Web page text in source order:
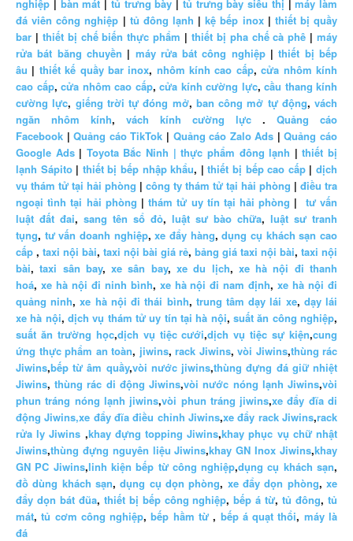
nghiệp | bàn mát | tủ trưng bày | tủ trưng bày siêu thị |máy làm
đá viên công nghiệp | tủ đông lạnh |kệ bếp inox| thiết bị quầy
bar | thiết bị chế biến thực phẩm | thiết bị pha chế cà phê | máy
rửa bát băng chuyền | máy rửa bát công nghiệp|thiết bị bếp
âu | thiết kế quầy bar inox, nhôm kính cao cấp,cửa nhôm kính
cao cấp, cửa nhôm cao cấp, cửa kính cường lực, cầu thang kính
cường lực, giếng trời tự đóng mở, ban công mở tự động, vách
ngăn nhôm kính, vách kính cường lực . Quảng cáo
Facebook |Quảng cáo TikTok | Quảng cáo Zalo Ads |Quảng cáo
Google Ads| Toyota Bắc Ninh | thực phẩm đông lạnh |thiết bị
lạnh Sápito | thiết bị bếp nhập khẩu, |thiết bị bếp cao cấp|dịch
vụ thám tử tại hải phòng | công ty thám tử tại hải phòng | điều tra
ngoại tình tại hải phòng |thám tử uy tín tại hải phòng | tư vấn
luật đất đai, sang tên sổ đỏ, luật sư bào chữa, luật sư tranh
tụng, tư vấn doanh nghiệp,xe đẩy hàng,dụng cụ khách sạn cao
cấp , taxi nội bài, taxi nội bài giá rẻ, bảng giá taxi nội bài, taxi nội
bài,taxi sân bay,xe sân bay,xe du lịch, xe hà nội đi thanh
hoá, xe hà nội đi ninh bình, xe hà nội đi nam định,xe hà nội đi
quảng ninh,xe hà nội đi thái bình, trung tâm dạy lái xe, dạy lái
xe hà nội,dịch vụ thám tử uy tín tại hà nội,suất ăn công nghiệp,
suất ăn trường học,dịch vụ tiệc cưới,dịch vụ tiệc sự kiện,cung
ứng thực phẩm an toàn, jiwins, rack Jiwins, vòi Jiwins,thùng rác
Jiwins,bếp từ âm quầy,vòi nước jiwins,thùng đựng đá giữ nhiệt
Jiwins,thùng rác di động Jiwins,vòi nước nóng lạnh Jiwins,vòi
phun tráng nóng lạnh jiwins,vòi phun tráng jiwins,xe đẩy đĩa di
động Jiwins,xe đẩy đĩa điều chỉnh Jiwins,xe đẩy rack Jiwins,rack
rửa ly Jiwins ,khay đựng topping Jiwins,khay phục vụ chữ nhật
Jiwins,thùng đựng nguyên liệu Jiwins,khay GN Inox Jiwins,khay
GN PC Jiwins,linh kiện bếp từ công nghiệp,dụng cụ khách sạn,
đồ dùng khách sạn,dụng cụ dọn phòng, xe đẩy dọn phòng,xe
đẩy dọn bát đũa, thiết bị bếp công nghiệp,bếp á từ,tủ đông,tủ
mát,tủ cơm công nghiệp,bếp hầm từ , bếp á quạt thổi, máy là
đá